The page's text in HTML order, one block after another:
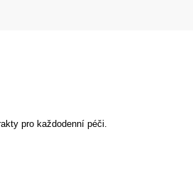
pro každodenní péči.